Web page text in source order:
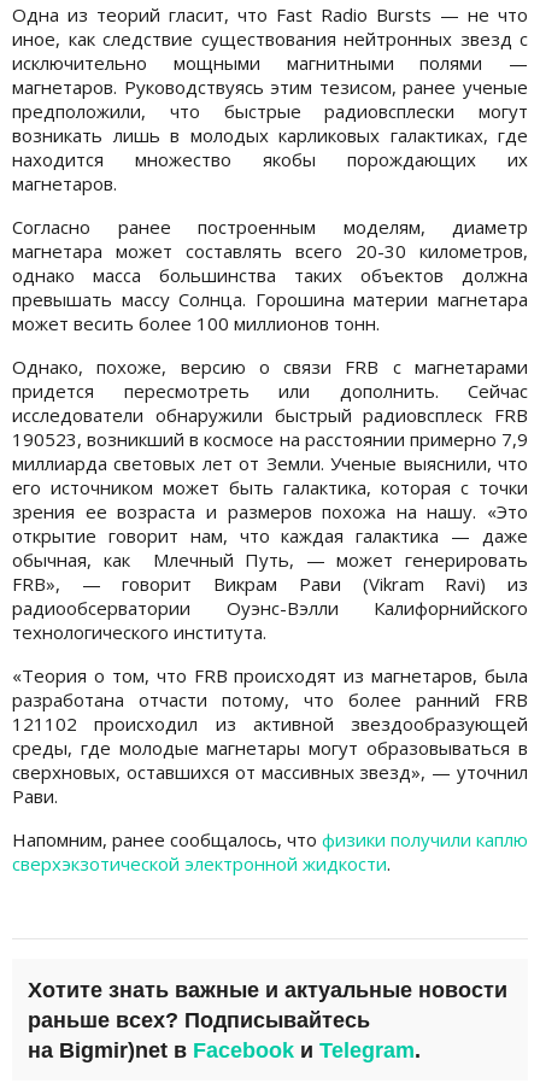
Одна из теорий гласит, что Fast Radio Bursts — не что
иное, как следствие существования нейтронных звезд с
исключительно мощными магнитными полями —
магнетаров. Руководствуясь этим тезисом, ранее ученые
предположили, что быстрые радиовсплески могут
возникать лишь в молодых карликовых галактиках, где
находится множество якобы порождающих их
магнетаров.
Согласно ранее построенным моделям, диаметр
магнетара может составлять всего 20-30 километров,
однако масса большинства таких объектов должна
превышать массу Солнца. Горошина материи магнетара
может весить более 100 миллионов тонн.
Однако, похоже, версию о связи FRB с магнетарами
придется пересмотреть или дополнить. Сейчас
исследователи обнаружили быстрый радиовсплеск FRB
190523, возникший в космосе на расстоянии примерно 7,9
миллиарда световых лет от Земли. Ученые выяснили, что
его источником может быть галактика, которая с точки
зрения ее возраста и размеров похожа на нашу. «Это
открытие говорит нам, что каждая галактика — даже
обычная, как Млечный Путь, — может генерировать
FRB», — говорит Викрам Рави (Vikram Ravi) из
радиообсерватории Оуэнс-Вэлли Калифорнийского
технологического института.
«Теория о том, что FRB происходят из магнетаров, была
разработана отчасти потому, что более ранний FRB
121102 происходил из активной звездообразующей
среды, где молодые магнетары могут образовываться в
сверхновых, оставшихся от массивных звезд», — уточнил
Рави.
Напомним, ранее сообщалось, что физики получили каплю
сверхэкзотической электронной жидкости.
Хотите знать важные и актуальные новости
раньше всех? Подписывайтесь
на Bigmir)net в Facebook и Telegram.